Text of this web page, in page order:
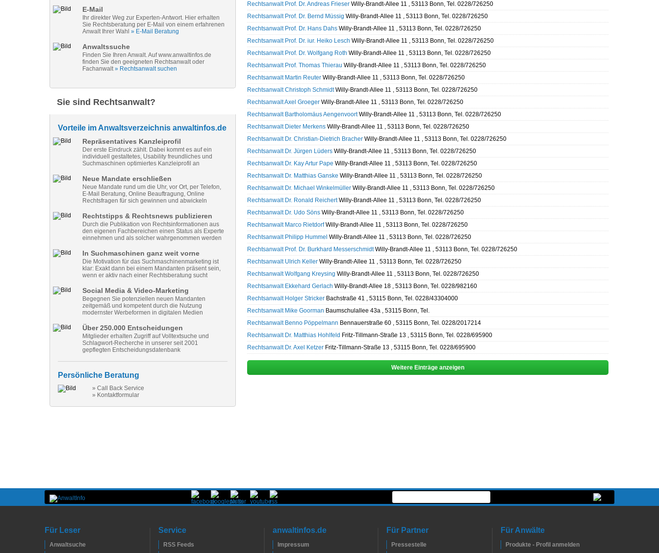
E-Mail
Ihr direkter Weg zur Experten-Antwort. Hier erhalten
Sie Rechtsberatung per E-Mail von einem erfahrenen
Anwalt Ihrer Wahl » E-Mail Beratung
Anwaltssuche
Finden Sie Ihren Anwalt. Auf www.anwaltinfos.de
finden Sie den geeigneten Rechtsanwalt oder
Fachanwalt» Rechtsanwalt suchen
Sie sind Rechtsanwalt?
Vorteile im Anwaltsverzeichnis anwaltinfos.de
Repräsentatives Kanzleiprofil
Der erste Eindruck zählt. Dabei kommt es auf ein
individuell gestaltetes, Usability freundliches und
Suchmaschinen optimiertes Kanzleiprofil an
Neue Mandate erschließen
Neue Mandate rund um die Uhr, vor Ort, per Telefon,
E-Mail Beratung, Online Beauftragung, Online
Rechtsfragen für sich gewinnen und abwickeln
Rechtstipps & Rechtsnews publizieren
Durch die Publikation von Rechtsinformationen aus
den eigenen Fachbereichen einen Status als Experte
einnehmen und als solcher wahrgenommen werden
In Suchmaschinen ganz weit vorne
Die Motivation für das Suchmaschinenmarketing ist
klar: Exakt dann bei einem Mandanten präsent sein,
wenn er aktiv nach einer Rechtsberatung sucht
Social Media & Video-Marketing
Begegnen Sie potenziellen neuen Mandanten
zeitgemäß und kompetent durch die Nutzung
modernster Werbeformen in digitalen Medien
Über 250.000 Entscheidungen
Mitglieder erhalten Zugriff auf Volltextsuche und
Schlagwort-Recherche in unserer seit 2001
gepflegten Entscheidungsdatenbank
Persönliche Beratung
» Call Back Service
» Kontaktformular
Rechtsanwalt Prof. Dr. Andreas FrieserWilly-Brandt-Allee 11 , 53113 Bonn, Tel. 0228/726250
Rechtsanwalt Prof. Dr. Bernd Müssig Willy-Brandt-Allee 11 , 53113 Bonn, Tel. 0228/726250
Rechtsanwalt Prof. Dr. Hans DahsWilly-Brandt-Allee 11 , 53113 Bonn, Tel. 0228/726250
Rechtsanwalt Prof. Dr. iur. Heiko Lesch Willy-Brandt-Allee 11 , 53113 Bonn, Tel. 0228/726250
Rechtsanwalt Prof. Dr. Wolfgang Roth Willy-Brandt-Allee 11 , 53113 Bonn, Tel. 0228/726250
Rechtsanwalt Prof. Thomas Thierau Willy-Brandt-Allee 11 , 53113 Bonn, Tel. 0228/726250
Rechtsanwalt Martin ReuterWilly-Brandt-Allee 11 , 53113 Bonn, Tel. 0228/726250
Rechtsanwalt Christoph SchmidtWilly-Brandt-Allee 11 , 53113 Bonn, Tel. 0228/726250
Rechtsanwalt Axel GroegerWilly-Brandt-Allee 11 , 53113 Bonn, Tel. 0228/726250
Rechtsanwalt Bartholomäus AengenvoortWilly-Brandt-Allee 11 , 53113 Bonn, Tel. 0228/726250
Rechtsanwalt Dieter MerkensWilly-Brandt-Allee 11 , 53113 Bonn, Tel. 0228/726250
Rechtsanwalt Dr. Christian-Dietrich BracherWilly-Brandt-Allee 11 , 53113 Bonn, Tel. 0228/726250
Rechtsanwalt Dr. Jürgen LüdersWilly-Brandt-Allee 11 , 53113 Bonn, Tel. 0228/726250
Rechtsanwalt Dr. Kay Artur Pape Willy-Brandt-Allee 11 , 53113 Bonn, Tel. 0228/726250
Rechtsanwalt Dr. Matthias Ganske Willy-Brandt-Allee 11 , 53113 Bonn, Tel. 0228/726250
Rechtsanwalt Dr. Michael WinkelmüllerWilly-Brandt-Allee 11 , 53113 Bonn, Tel. 0228/726250
Rechtsanwalt Dr. Ronald ReichertWilly-Brandt-Allee 11 , 53113 Bonn, Tel. 0228/726250
Rechtsanwalt Dr. Udo SönsWilly-Brandt-Allee 11 , 53113 Bonn, Tel. 0228/726250
Rechtsanwalt Marco RietdorfWilly-Brandt-Allee 11 , 53113 Bonn, Tel. 0228/726250
Rechtsanwalt Philipp Hummel Willy-Brandt-Allee 11 , 53113 Bonn, Tel. 0228/726250
Rechtsanwalt Prof. Dr. Burkhard MesserschmidtWilly-Brandt-Allee 11 , 53113 Bonn, Tel. 0228/726250
Rechtsanwalt Ulrich KellerWilly-Brandt-Allee 11 , 53113 Bonn, Tel. 0228/726250
Rechtsanwalt Wolfgang Kreysing Willy-Brandt-Allee 11 , 53113 Bonn, Tel. 0228/726250
Rechtsanwalt Ekkehard Gerlach Willy-Brandt-Allee 18 , 53113 Bonn, Tel. 0228/982160
Rechtsanwalt Holger StrickerBachstraße 41 , 53115 Bonn, Tel. 0228/43304000
Rechtsanwalt Mike Goorman Baumschulallee 43a , 53115 Bonn, Tel.
Rechtsanwalt Benno Pöppelmann Bennauerstraße 60 , 53115 Bonn, Tel. 0228/2017214
Rechtsanwalt Dr. Matthias Hohlfeld Fritz-Tillmann-Straße 13 , 53115 Bonn, Tel. 0228/695900
Rechtsanwalt Dr. Axel KetzerFritz-Tillmann-Straße 13 , 53115 Bonn, Tel. 0228/695900
Weitere Einträge anzeigen
Für Leser
Anwaltsuche
Service
RSS Feeds
anwaltinfos.de
Impressum
Für Partner
Pressestelle
Für Anwälte
Produkte - Profil anmelden